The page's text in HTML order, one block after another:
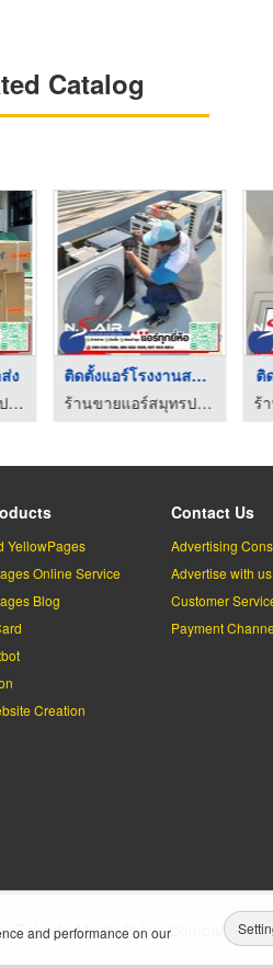
Catalog
ง
ร้านขายแอร์สมุทรปราการ - เอ็น.เอส.อะไหล่แอร์
ติดตั้งแอร์โรงงานสมุ ...
ร้านขายแอร์สมุทรปราการ - เอ็น.เอส.อะไหล่แอร์
ติ
YellowPages
Online Service
Blog
Creation
Contact Us
Advertising
Advertise with us
Customer
Payment
Teleinfo Media Public Company
and performance on our